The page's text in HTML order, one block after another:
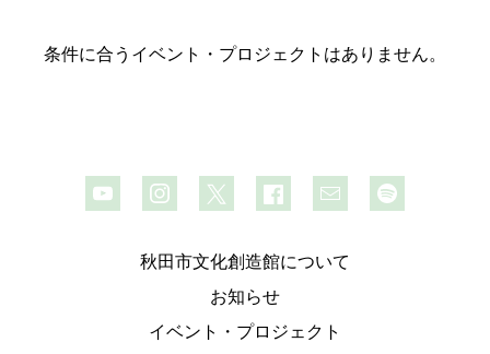
条件に合うイベント・プロジェクトはありません。
秋田市文化創造館について
お知らせ
イベント・プロジェクト